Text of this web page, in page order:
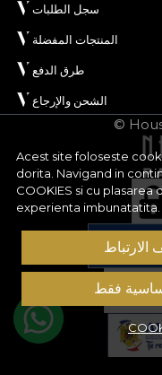
Acest site foloseste
dorita. Navigand in
COOKIES si cu plasarea
experienta imbunatatita.
فقط
سجل الطلبات
المنتجات المفضلة
طرق الدفع
الشحن والإرجاع
©